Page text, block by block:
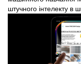
штучного інтелекту в